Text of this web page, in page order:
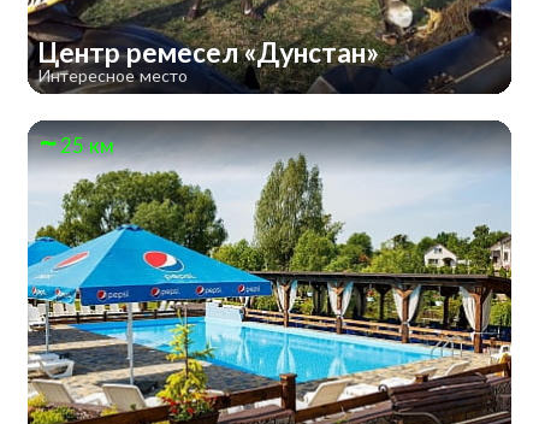
Центр ремесел «Дунстан»
Интересное место
25 км